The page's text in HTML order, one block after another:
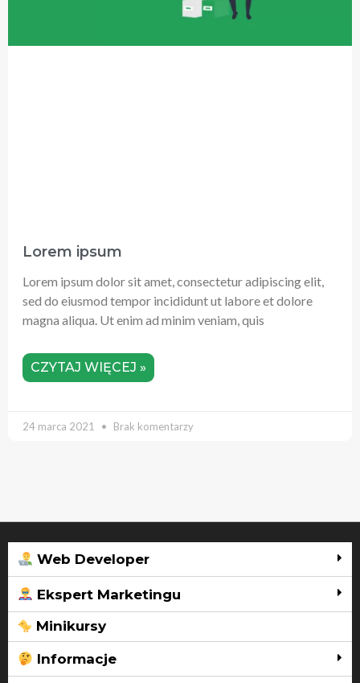
Lorem ipsum
Lorem ipsum dolor sit amet, consectetur adipiscing elit,
sed do eiusmod tempor incididunt ut labore et dolore
magna aliqua. Ut enim ad minim veniam, quis
CZYTAJ WIĘCEJ »
24 marca 2021 Brak komentarzy
Web Developer
Ekspert Marketingu
Minikursy
Informacje